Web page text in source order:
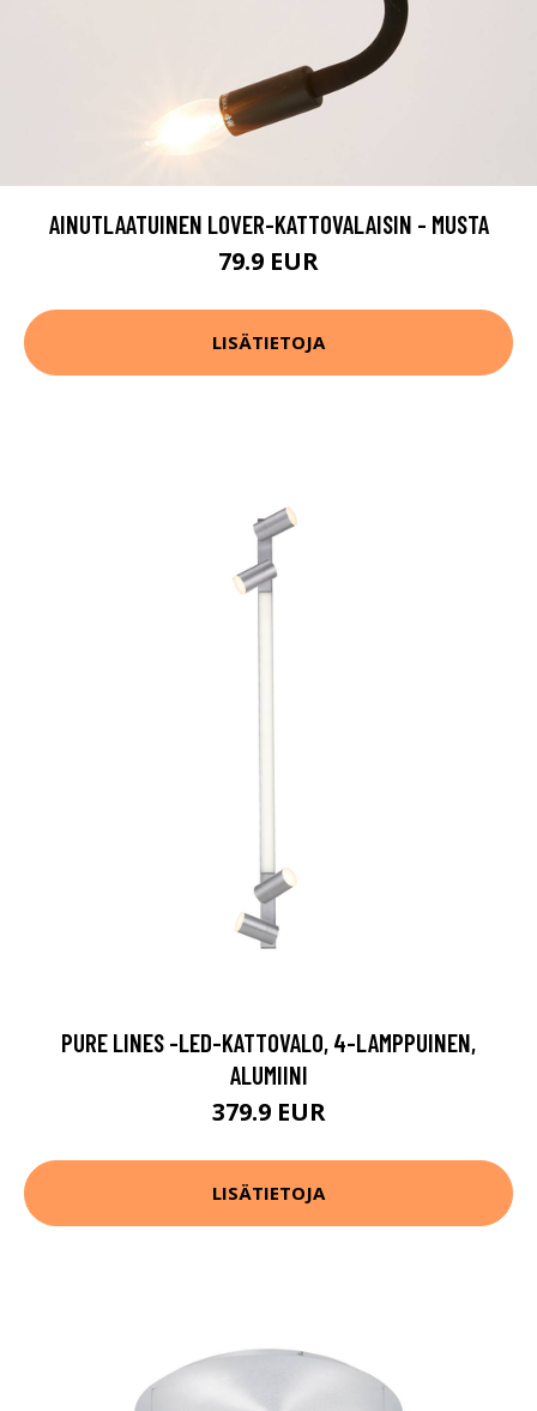
AINUTLAATUINEN LOVER-KATTOVALAISIN - MUSTA
79.9 EUR
LISÄTIETOJA
PURE LINES -LED-KATTOVALO, 4-LAMPPUINEN,
ALUMIINI
379.9 EUR
LISÄTIETOJA